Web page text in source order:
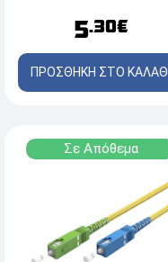
5.30€
ΠΡΟΣΘΗΚΗ ΣΤΟ ΚΑΛΑΘΙ
Σε Απόθεμα